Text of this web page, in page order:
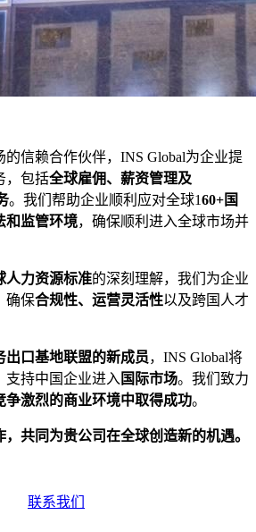
信赖合作伙伴，INS Global为企业提
，包括全球雇佣、薪资管理及
。我们帮助企业顺利应对全球160+国
和监管环境，确保顺利进入全球市场并
人力资源标准的深刻理解，我们为企业
确保合规性、运营灵活性以及跨国人才
出口基地联盟的新成员，INS Global将
支持中国企业进入 国际市场。我们致力
争激烈的商业环境中取得成功。
共同为贵公司在全球创造新的机遇。
联系我们